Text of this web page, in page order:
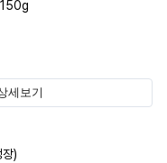
150g
세보기
)